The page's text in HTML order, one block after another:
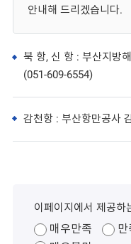
안내해 드리겠습니다.
북 항, 신 항 : 부산지방
(051-609-6554)
감천항 : 부산항만공사
이페이지에서 제공하
매우만족 만